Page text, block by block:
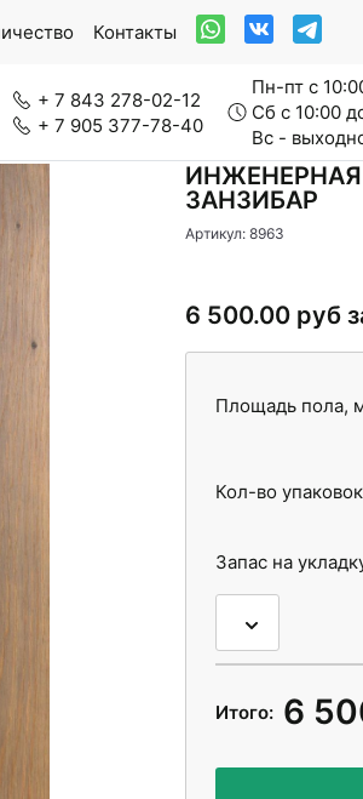
Контакты
+ 7 843 278-02-12
+ 7 905 377-78-40
Пн-пт с
Сб с 10:00
Вс -
ИНЖЕНЕРНАЯ
ЗАНЗИБАР
Артикул: 8963
6 500.00 руб
Площадь пола,
Кол-во упаковок
Запас на
Итого: 6